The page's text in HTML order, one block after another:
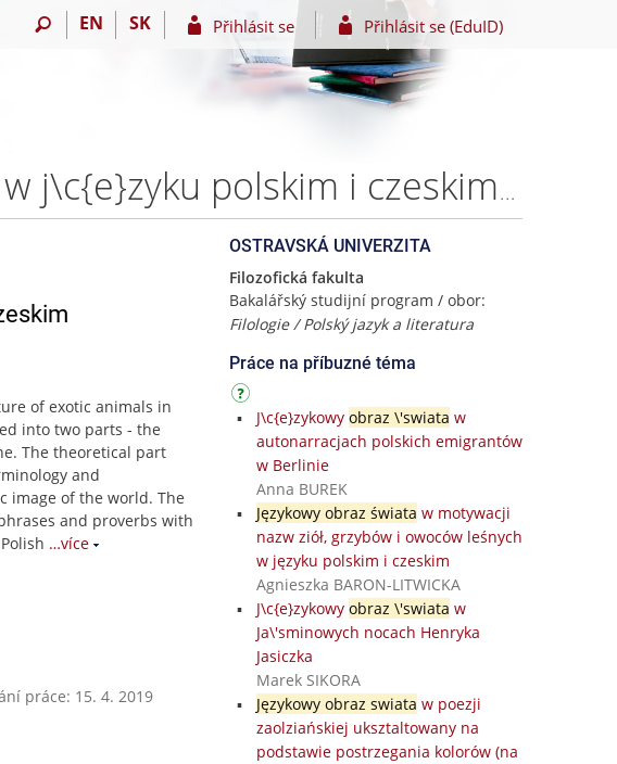
EN SK Přihlásit se Přihlásit se (EduID)
J\c{e}zykowy obraz zwierz\c{a}t egzotycznych w j\c{e}zyku polskim i czeskim – Aneta LISZOKOVÁ
of exotic animals in
into two parts - the
The theoretical part
and
image of the world. The
and proverbs with
…více
práce: 15. 4. 2019
OSTRAVSKÁ UNIVERZITA
Filozofická fakulta
Bakalářský studijní program / obor:
Filologie / Polský jazyk a literatura
Práce na příbuzné téma
J\c{e}zykowy obraz \'swiata w
autonarracjach polskich emigrantów
w Berlinie
Anna BUREK
Językowy obraz świata w motywacji
nazw ziół, grzybów i owoców leśnych
w języku polskim i czeskim
Agnieszka BARON-LITWICKA
J\c{e}zykowy obraz \'swiata w
Ja\'sminowych nocach Henryka
Jasiczka
Marek SIKORA
Językowy obraz swiata w poezji
zaolziańskiej uksztaltowany na
podstawie postrzegania kolorów (na